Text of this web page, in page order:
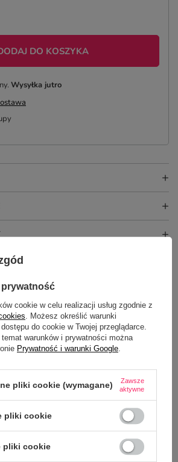
DO KOSZYKA
Wysyłka jutro
INNYCH KLIENTÓW
zmywarce?
Masz pytania?
prywatność
cookie w celu realizacji usług zgodnie z
. Możesz określić warunki
do cookie w Twojej przeglądarce.
warunków i prywatności można
Prywatność i warunki Google.
pliki cookie (wymagane)
Zawsze
aktywne
pliki cookie
pliki cookie